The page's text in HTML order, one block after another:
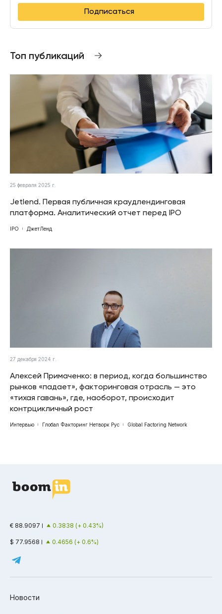
Подписаться
Топ публикаций
25 февраля 2025 г.
Jetlend. Первая публичная краудлендинговая
платформа. Аналитический отчет перед IPO
IPO ДжетЛенд
27 декабря 2024 г.
Алексей Примаченко: в период, когда большинство
рынков «падает», факторинговая отрасль — это
«тихая гавань», где, наоборот, происходит
контрцикличный рост
Интервью Глобал Факторинг Нетворк Рус Global Factoring Network
€ 88.9097 0.3838 (+ 0.43%)
$ 77.9568 0.4656 (+ 0.6%)
Новости